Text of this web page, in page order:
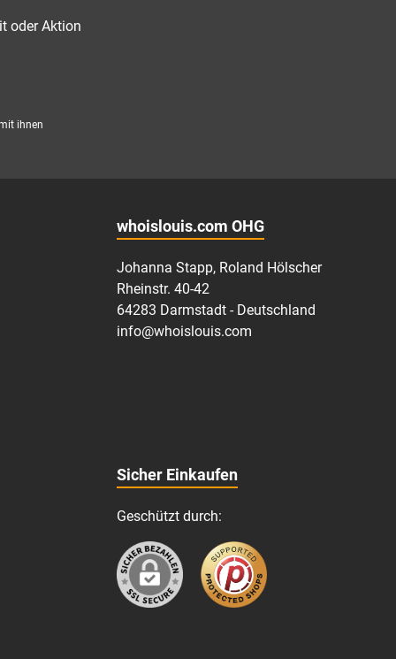
oder Aktion
ihnen
whoislouis.com OHG
Johanna Stapp, Roland Hölscher
Rheinstr. 40-42
64283 Darmstadt - Deutschland
info@whoislouis.com
Sicher Einkaufen
Geschützt durch: